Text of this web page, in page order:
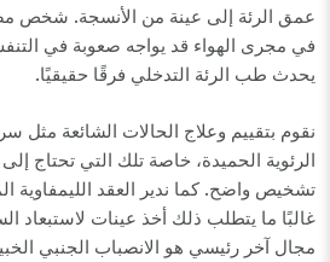
عمق الرئة إلى عينة من الأنسجة. شخص
في مجرى الهواء قد يواجه صعوبة في
يحدث طب الرئة التدخلي فرقًا حقيقيًا.
نقوم بتقييم وعلاج الحالات الشائعة مثل
الرئوية الحميدة، خاصة تلك التي تحتاج
تشخيص واضح. كما ندير العقد
غالبًا ما يتطلب ذلك أخذ عينات لاستبعاد
مجال آخر رئيسي هو الانصباب الجنبي